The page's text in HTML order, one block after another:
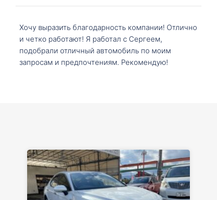
Хочу выразить благодарность компании! Отлично
и четко работают! Я работал с Сергеем,
подобрали отличный автомобиль по моим
запросам и предпочтениям. Рекомендую!